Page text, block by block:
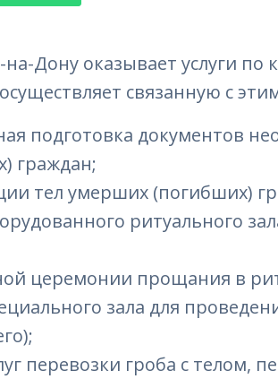
Дону оказывает услуги
связанную с
подготовка документов
граждан;
тел умерших (погибших)
ритуального
церемонии прощания в
зала для
перевозки гроба с телом,